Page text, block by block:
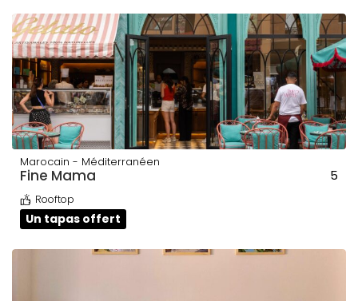
Marocain - Méditerranéen
Fine Mama 5
Rooftop
Un tapas offert